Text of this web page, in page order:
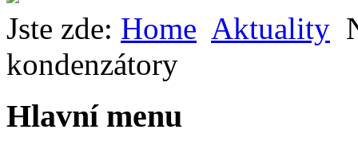
Jste zde: Home Aktuality
kondenzátory
Hlavní menu